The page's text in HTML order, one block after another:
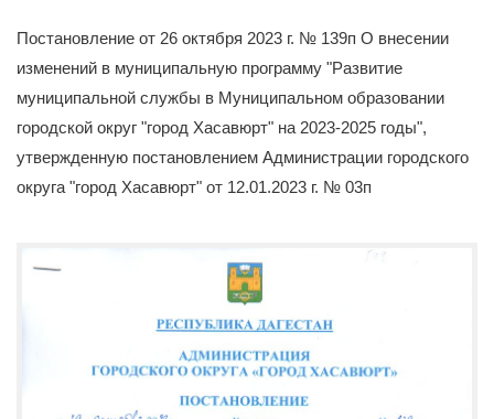
Постановление от 26 октября 2023 г. № 139п О внесении
изменений в муниципальную программу "Развитие
муниципальной службы в Муниципальном образовании
городской округ "город Хасавюрт" на 2023-2025 годы",
утвержденную постановлением Администрации городского
округа "город Хасавюрт" от 12.01.2023 г. № 03п